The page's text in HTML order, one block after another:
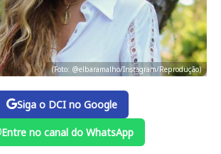
(Foto: @elbaramalho/Instagram/Reprodução)
Siga o DCI no Google
Entre no canal do WhatsApp